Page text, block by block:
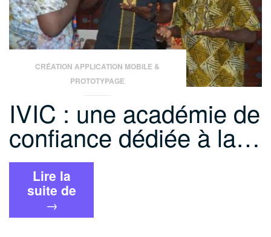
CRÉATION APPLICATION MOBILE &
PROTOTYPAGE
IVIC : une académie de
confiance dédiée à la…
Lire la
suite de« IVIC
une
→